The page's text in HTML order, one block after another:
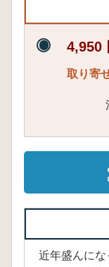
4,950
取り寄
近年盛んに